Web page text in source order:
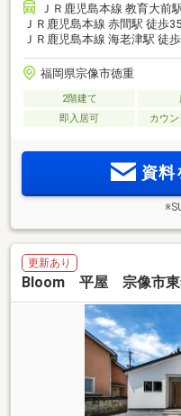
ＪＲ鹿児島本線 教育大前
ＪＲ鹿児島本線 赤間駅 徒歩
ＪＲ鹿児島本線 海老津駅 徒
福岡県宗像市徳重
2階建て
即入居可
カウ
資料
更新あり
Bloom 平屋 宗像市東